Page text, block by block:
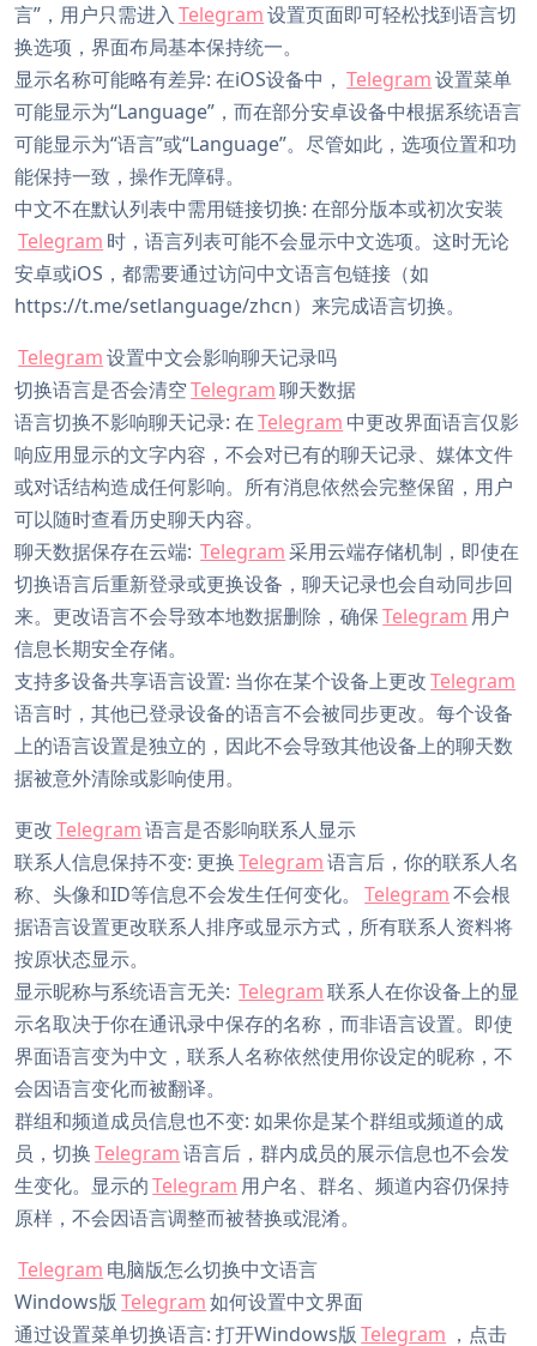
言”，用户只需进入 Telegram设置页面即可轻松找到语言切
换选项，界面布局基本保持统一。
显示名称可能略有差异: 在iOS设备中， Telegram设置菜单
可能显示为“Language”，而在部分安卓设备中根据系统语言
可能显示为“语言”或“Language”。尽管如此，选项位置和功
能保持一致，操作无障碍。
中文不在默认列表中需用链接切换: 在部分版本或初次安装
Telegram 时，语言列表可能不会显示中文选项。这时无论
安卓或iOS，都需要通过访问中文语言包链接（如
https://t.me/setlanguage/zhcn）来完成语言切换。
Telegram设置中文会影响聊天记录吗
切换语言是否会清空Telegram聊天数据
语言切换不影响聊天记录: 在Telegram 中更改界面语言仅影
响应用显示的文字内容，不会对已有的聊天记录、媒体文件
或对话结构造成任何影响。所有消息依然会完整保留，用户
可以随时查看历史聊天内容。
聊天数据保存在云端: Telegram采用云端存储机制，即使在
切换语言后重新登录或更换设备，聊天记录也会自动同步回
来。更改语言不会导致本地数据删除，确保Telegram 用户
信息长期安全存储。
支持多设备共享语言设置: 当你在某个设备上更改Telegram
语言时，其他已登录设备的语言不会被同步更改。每个设备
上的语言设置是独立的，因此不会导致其他设备上的聊天数
据被意外清除或影响使用。
更改Telegram语言是否影响联系人显示
联系人信息保持不变: 更换Telegram语言后，你的联系人名
称、头像和ID等信息不会发生任何变化。
Telegram不会根
据语言设置更改联系人排序或显示方式，所有联系人资料将
按原状态显示。
显示昵称与系统语言无关: Telegram联系人在你设备上的显
示名取决于你在通讯录中保存的名称，而非语言设置。即使
界面语言变为中文，联系人名称依然使用你设定的昵称，不
会因语言变化而被翻译。
群组和频道成员信息也不变: 如果你是某个群组或频道的成
员，切换Telegram语言后，群内成员的展示信息也不会发
生变化。显示的Telegram 用户名、群名、频道内容仍保持
原样，不会因语言调整而被替换或混淆。
Telegram 电脑版怎么切换中文语言
Windows版 Telegram如何设置中文界面
通过设置菜单切换语言: 打开Windows版 Telegram ，点击